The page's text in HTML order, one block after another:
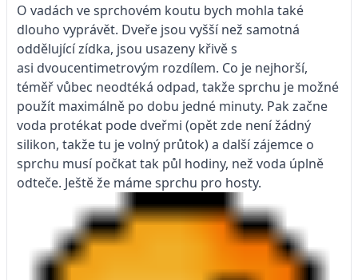
O vadách ve sprchovém koutu bych mohla také
dlouho vyprávět. Dveře jsou vyšší než samotná
oddělující zídka, jsou usazeny křivě s
asi dvoucentimetrovým rozdílem. Co je nejhorší,
téměř vůbec neodtéká odpad, takže sprchu je možné
použít maximálně po dobu jedné minuty. Pak začne
voda protékat pode dveřmi (opět zde není žádný
silikon, takže tu je volný průtok) a další zájemce o
sprchu musí počkat tak půl hodiny, než voda úplně
odteče. Ještě že máme sprchu pro hosty.